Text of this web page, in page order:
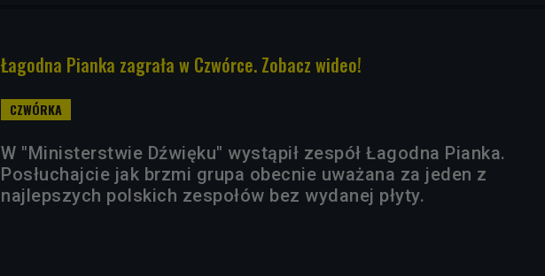
Łagodna Pianka zagrała w Czwórce. Zobacz wideo!
W "Ministerstwie Dźwięku" wystąpił zespół Łagodna Pianka.
Posłuchajcie jak brzmi grupa obecnie uważana za jeden z
najlepszych polskich zespołów bez wydanej płyty.